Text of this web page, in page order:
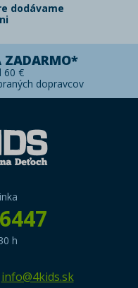
dodávame
ZADARMO*
60 €
dopravcov
h
info@4kids.sk